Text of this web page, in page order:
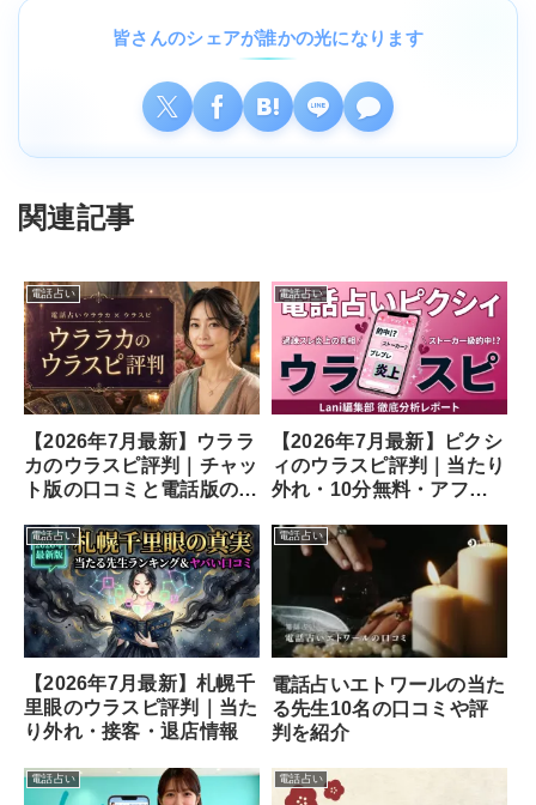
皆さんのシェアが誰かの光になります
関連記事
電話占い
【2026年7月最新】ウララ
カのウラスピ評判｜チャッ
ト版の口コミと電話版の違
電話占い
【2026年7月最新】ピクシ
ィのウラスピ評判｜当たり
外れ・10分無料・アフメ
電話占い
【2026年7月最新】札幌千
里眼のウラスピ評判｜当た
り外れ・接客・退店情報
電話占い
電話占いエトワールの当た
る先生10名の口コミや評
判を紹介
電話占い 電話占い